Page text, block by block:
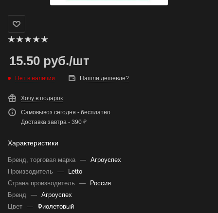
15.50 руб./шт
Нет в наличии Нашли дешевле?
Хочу в подарок
Самовывоз сегодня - бесплатно
Доставка завтра - 390 ₽
Характеристики
Бренд, торговая марка — Агроуспех
Производитель
—
Letto
Страна производитель
—
Россия
Бренд — Агроуспех
Цвет — Фиолетовый